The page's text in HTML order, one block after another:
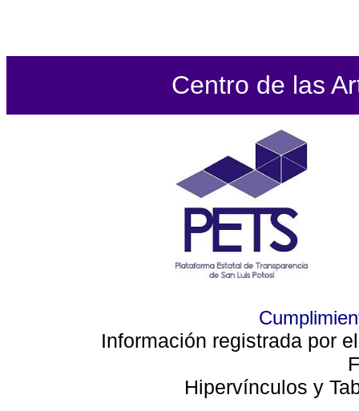
Centro de las
Información registrada por
Hipervínculos y